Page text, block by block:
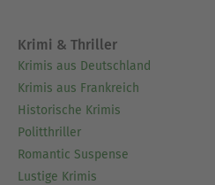
Krimi & Thriller
Krimis aus Deutschland
Krimis aus Frankreich
Historische Krimis
Politthriller
Romantic Suspense
Lustige Krimis